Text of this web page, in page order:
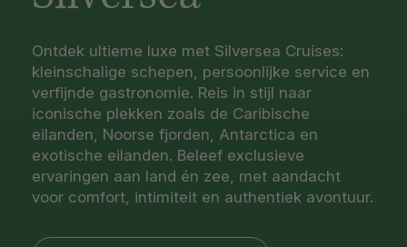
Ontdek ultieme luxe met Silversea Cruises:
kleinschalige schepen, persoonlijke service en
verfijnde gastronomie. Reis in stijl naar
iconische plekken zoals de Caribische
eilanden, Noorse fjorden, Antarctica en
exotische eilanden. Beleef exclusieve
ervaringen aan land én zee, met aandacht
voor comfort, intimiteit en authentiek avontuur.